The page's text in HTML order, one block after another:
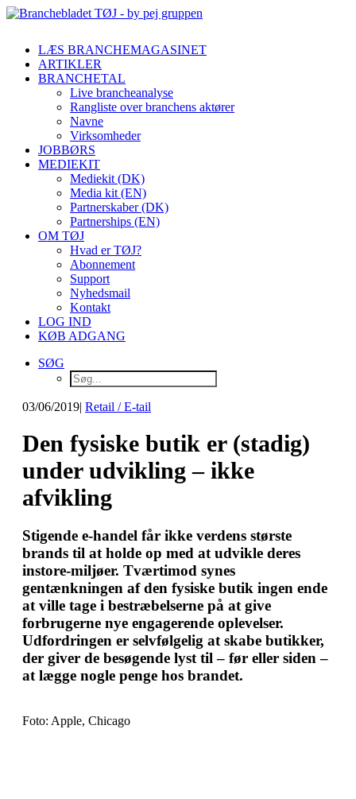
LÆS BRANCHEMAGASINET
ARTIKLER
BRANCHETAL
Live brancheanalyse
Rangliste over branchens aktører
Navne
Virksomheder
JOBBØRS
MEDIEKIT
Mediekit (DK)
Media kit (EN)
Partnerskaber (DK)
Partnerships (EN)
OM TØJ
Hvad er TØJ?
Abonnement
Support
Nyhedsmail
Kontakt
LOG IND
KØB ADGANG
SØG
03/06/2019| Retail / E-tail
Den fysiske butik er (stadig)
under udvikling – ikke
afvikling
Stigende e-handel får ikke verdens største
brands til at holde op med at udvikle deres
instore-miljøer. Tværtimod synes
gentænkningen af den fysiske butik ingen ende
at ville tage i bestræbelserne på at give
forbrugerne nye engagerende oplevelser.
Udfordringen er selvfølgelig at skabe butikker,
der giver de besøgende lyst til – før eller siden –
at lægge nogle penge hos brandet.
Foto: Apple, Chicago